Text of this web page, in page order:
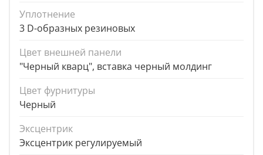
Уплотнение
3 D-образных резиновых
Цвет внешней панели
"Черный кварц", вставка черный молдинг
Цвет фурнитуры
Черный
Эксцентрик
Эксцентрик регулируемый